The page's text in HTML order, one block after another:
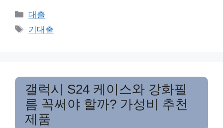
Categories
대출
Tags
기대출
갤럭시 S24 케이스와 강화필
름 꼭써야 할까? 가성비 추천
제품